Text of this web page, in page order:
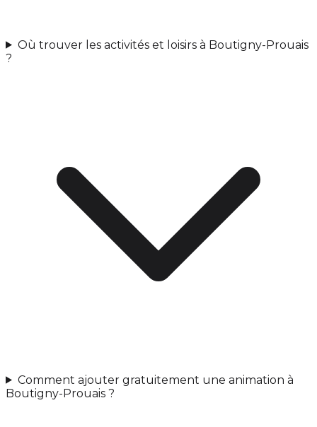
Où trouver les activités et loisirs à Boutigny-Prouais
?
Comment ajouter gratuitement une animation à
Boutigny-Prouais ?